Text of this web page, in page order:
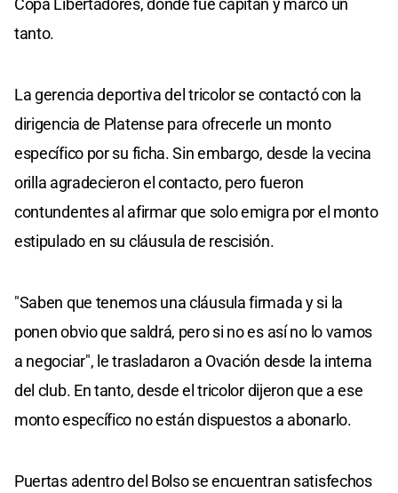
Copa Libertadores, donde fue capitán y marcó un
tanto.
La gerencia deportiva del tricolor se contactó con la
dirigencia de Platense para ofrecerle un monto
específico por su ficha. Sin embargo, desde la vecina
orilla agradecieron el contacto, pero fueron
contundentes al afirmar que solo emigra por el monto
estipulado en su cláusula de rescisión.
"Saben que tenemos una cláusula firmada y si la
ponen obvio que saldrá, pero si no es así no lo vamos
a negociar", le trasladaron a Ovación desde la interna
del club. En tanto, desde el tricolor dijeron que a ese
monto específico no están dispuestos a abonarlo.
Puertas adentro del Bolso se encuentran satisfechos